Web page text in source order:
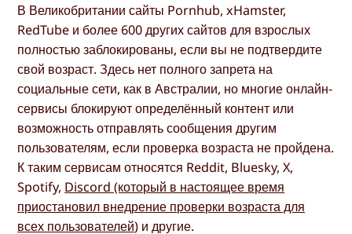
В Великобритании сайты Pornhub, xHamster,
RedTube и более 600 других сайтов для взрослых
полностью заблокированы, если вы не подтвердите
свой возраст. Здесь нет полного запрета на
социальные сети, как в Австралии, но многие онлайн-
сервисы блокируют определённый контент или
возможность отправлять сообщения другим
пользователям, если проверка возраста не пройдена.
К таким сервисам относятся Reddit, Bluesky, X,
Spotify, Discord (который в настоящее время
приостановил внедрение проверки возраста для
всех пользователей) и другие.